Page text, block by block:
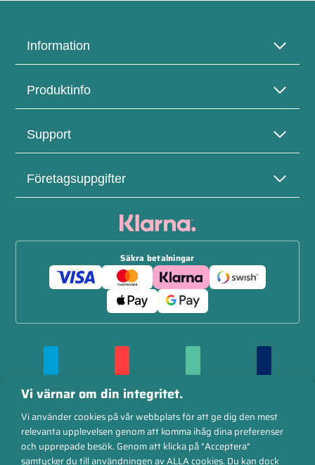
Information
Produktinfo
Support
Företagsuppgifter
Säkra betalningar
Vi värnar om din integritet.
Vi använder cookies på vår webbplats för att ge dig den mest
relevanta upplevelsen genom att komma ihåg dina preferenser
och upprepade besök. Genom att klicka på "Acceptera"
samtycker du till användningen av ALLA cookies. Du kan dock